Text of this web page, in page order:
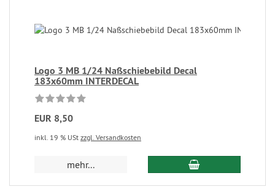
Logo 3 MB 1/24 Naßschiebebild Decal
183x60mm INTERDECAL
EUR 8,50
inkl. 19 % USt zzgl. Versandkosten
mehr...